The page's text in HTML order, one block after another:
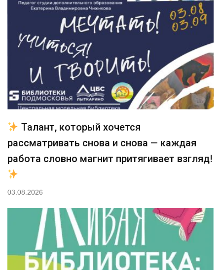
Талант, который хочется
рассматривать снова и снова — каждая
работа словно магнит притягивает взгляд!
03.08.2026